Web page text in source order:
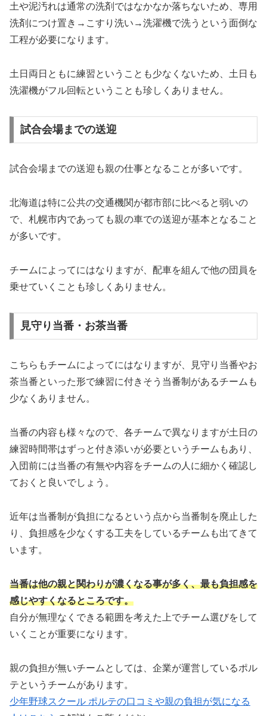
土や泥汚れは通常の洗剤ではなかなか落ちないため、専用
洗剤につけ置き→こすり洗い→洗濯機で洗うという面倒な
工程が必要になります。
土日両日ともに練習ということも少なくないため、土日も
洗濯機がフル回転ということも珍しくありません。
試合会場までの送迎
試合会場までの送迎も親の仕事となることが多いです。
北海道は特に公共の交通機関が都市部に比べると弱いの
で、札幌市内であっても親の車での送迎が基本となること
が多いです。
チームによってにはなりますが、配車を組んで他の団員を
乗せていくことも珍しくありません。
見守り当番・お茶当番
こちらもチームによってにはなりますが、見守り当番やお
茶当番といった形で練習に付きそう当番制があるチームも
少なくありません。
当番の内容も様々なので、各チームで異なりますが土日の
練習時間帯はずっと付き添いが必要というチームもあり、
入団前には当番の有無や内容をチームの人に細かく確認し
ておくと良いでしょう。
近年は当番制が負担になるという点から当番制を廃止した
り、負担感を少なくする工夫をしているチームも出てきて
います。
当番は他の親と関わりが濃くなる事が多く、最も負担感を
感じやすくなるところです。
自分が無理なくできる範囲を考えた上でチーム選びをして
いくことが重要になります。
親の負担が無いチームとしては、企業が運営しているポル
テというチームがあります。
少年野球スクール ポルテの口コミや親の負担が気になる